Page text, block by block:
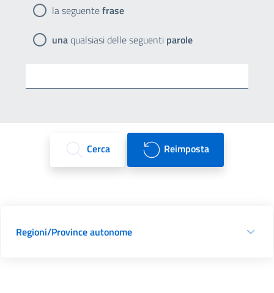
la seguentefrase
unaqualsiasi delle seguenti parole
Cerca Reimposta
Regioni/Province autonome